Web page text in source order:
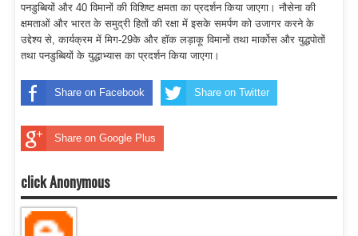
पनडुब्बियों और 40 विमानों की विशिष्ट क्षमता का प्रदर्शन किया जाएगा। नौसेना की
क्षमताओं और भारत के समुद्री हितों की रक्षा में इसके समर्पण को उजागर करने के
उद्देश्य से, कार्यक्रम में मिग-29के और हॉक लड़ाकू विमानों तथा मार्कोस और युद्धपोतों
तथा पनडुब्बियों के युद्धाभ्यास का प्रदर्शन किया जाएगा।
Share on Facebook Share on Twitter
Share on Google Plus
click Anonymous